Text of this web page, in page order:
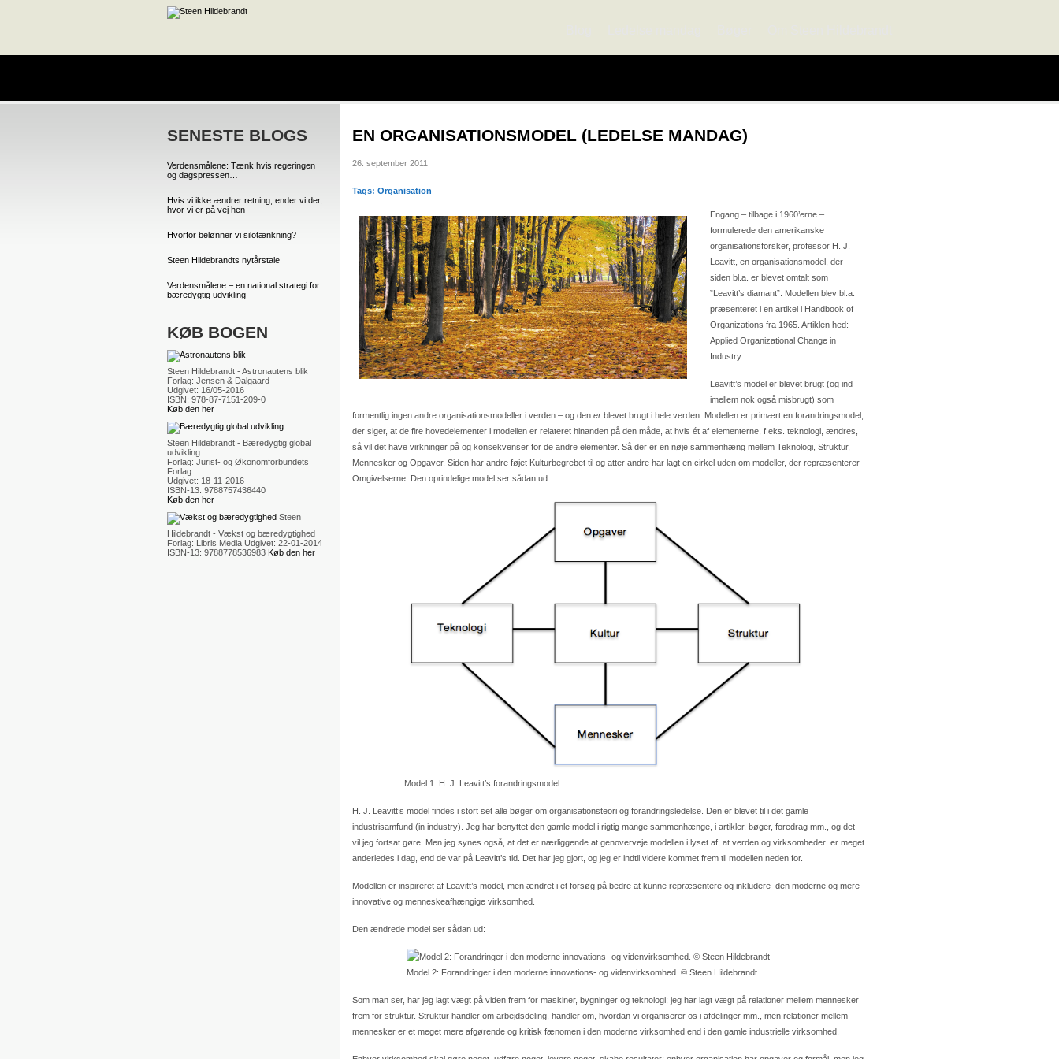
SENESTE BLOGS
Verdensmålene: Tænk hvis regeringen
og dagspressen…
Hvis vi ikke ændrer retning, ender vi der,
hvor vi er på vej hen
Hvorfor belønner vi silotænkning?
Steen Hildebrandts nytårstale
Verdensmålene – en national strategi for
bæredygtig udvikling
KØB BOGEN
Steen Hildebrandt - Astronautens blik
Forlag: Jensen & Dalgaard
Udgivet: 16/05-2016
ISBN: 978-87-7151-209-0
Køb den her
Steen Hildebrandt - Bæredygtig global
udvikling
Forlag: Jurist- og Økonomforbundets
Forlag
Udgivet: 18-11-2016
ISBN-13: 9788757436440
Køb den her
Steen
Hildebrandt - Vækst og bæredygtighed
Forlag: Libris Media Udgivet: 22-01-2014
ISBN-13: 9788778536983 Køb den her
EN ORGANISATIONSMODEL (LEDELSE MANDAG)
26. september 2011
Tags: Organisation
Engang – tilbage i 1960’erne –
formulerede den amerikanske
organisationsforsker, professor H. J.
Leavitt, en organisationsmodel, der
siden bl.a. er blevet omtalt som
”Leavitt’s diamant”. Modellen blev bl.a.
præsenteret i en artikel i Handbook of
Organizations fra 1965. Artiklen hed:
Applied Organizational Change in
Industry.
Leavitt’s model er blevet brugt (og ind
imellem nok også misbrugt) som
formentlig ingen andre organisationsmodeller i verden – og den er blevet brugt i hele verden. Modellen er primært en forandringsmodel,
der siger, at de fire hovedelementer i modellen er relateret hinanden på den måde, at hvis ét af elementerne, f.eks. teknologi, ændres,
så vil det have virkninger på og konsekvenser for de andre elementer. Så der er en nøje sammenhæng mellem Teknologi, Struktur,
Mennesker og Opgaver. Siden har andre føjet Kulturbegrebet til og atter andre har lagt en cirkel uden om modeller, der repræsenterer
Omgivelserne. Den oprindelige model ser sådan ud:
Model 1: H. J. Leavitt’s forandringsmodel
H. J. Leavitt’s model findes i stort set alle bøger om organisationsteori og forandringsledelse. Den er blevet til i det gamle
industrisamfund (in industry). Jeg har benyttet den gamle model i rigtig mange sammenhænge, i artikler, bøger, foredrag mm., og det
vil jeg fortsat gøre. Men jeg synes også, at det er nærliggende at genoverveje modellen i lyset af, at verden og virksomheder er meget
anderledes i dag, end de var på Leavitt’s tid. Det har jeg gjort, og jeg er indtil videre kommet frem til modellen neden for.
Modellen er inspireret af Leavitt’s model, men ændret i et forsøg på bedre at kunne repræsentere og inkludere den moderne og mere
innovative og menneskeafhængige virksomhed.
Den ændrede model ser sådan ud:
Model 2: Forandringer i den moderne innovations- og videnvirksomhed. © Steen Hildebrandt
Som man ser, har jeg lagt vægt på viden frem for maskiner, bygninger og teknologi; jeg har lagt vægt på relationer mellem mennesker
frem for struktur. Struktur handler om arbejdsdeling, handler om, hvordan vi organiserer os i afdelinger mm., men relationer mellem
mennesker er et meget mere afgørende og kritisk fænomen i den moderne virksomhed end i den gamle industrielle virksomhed.